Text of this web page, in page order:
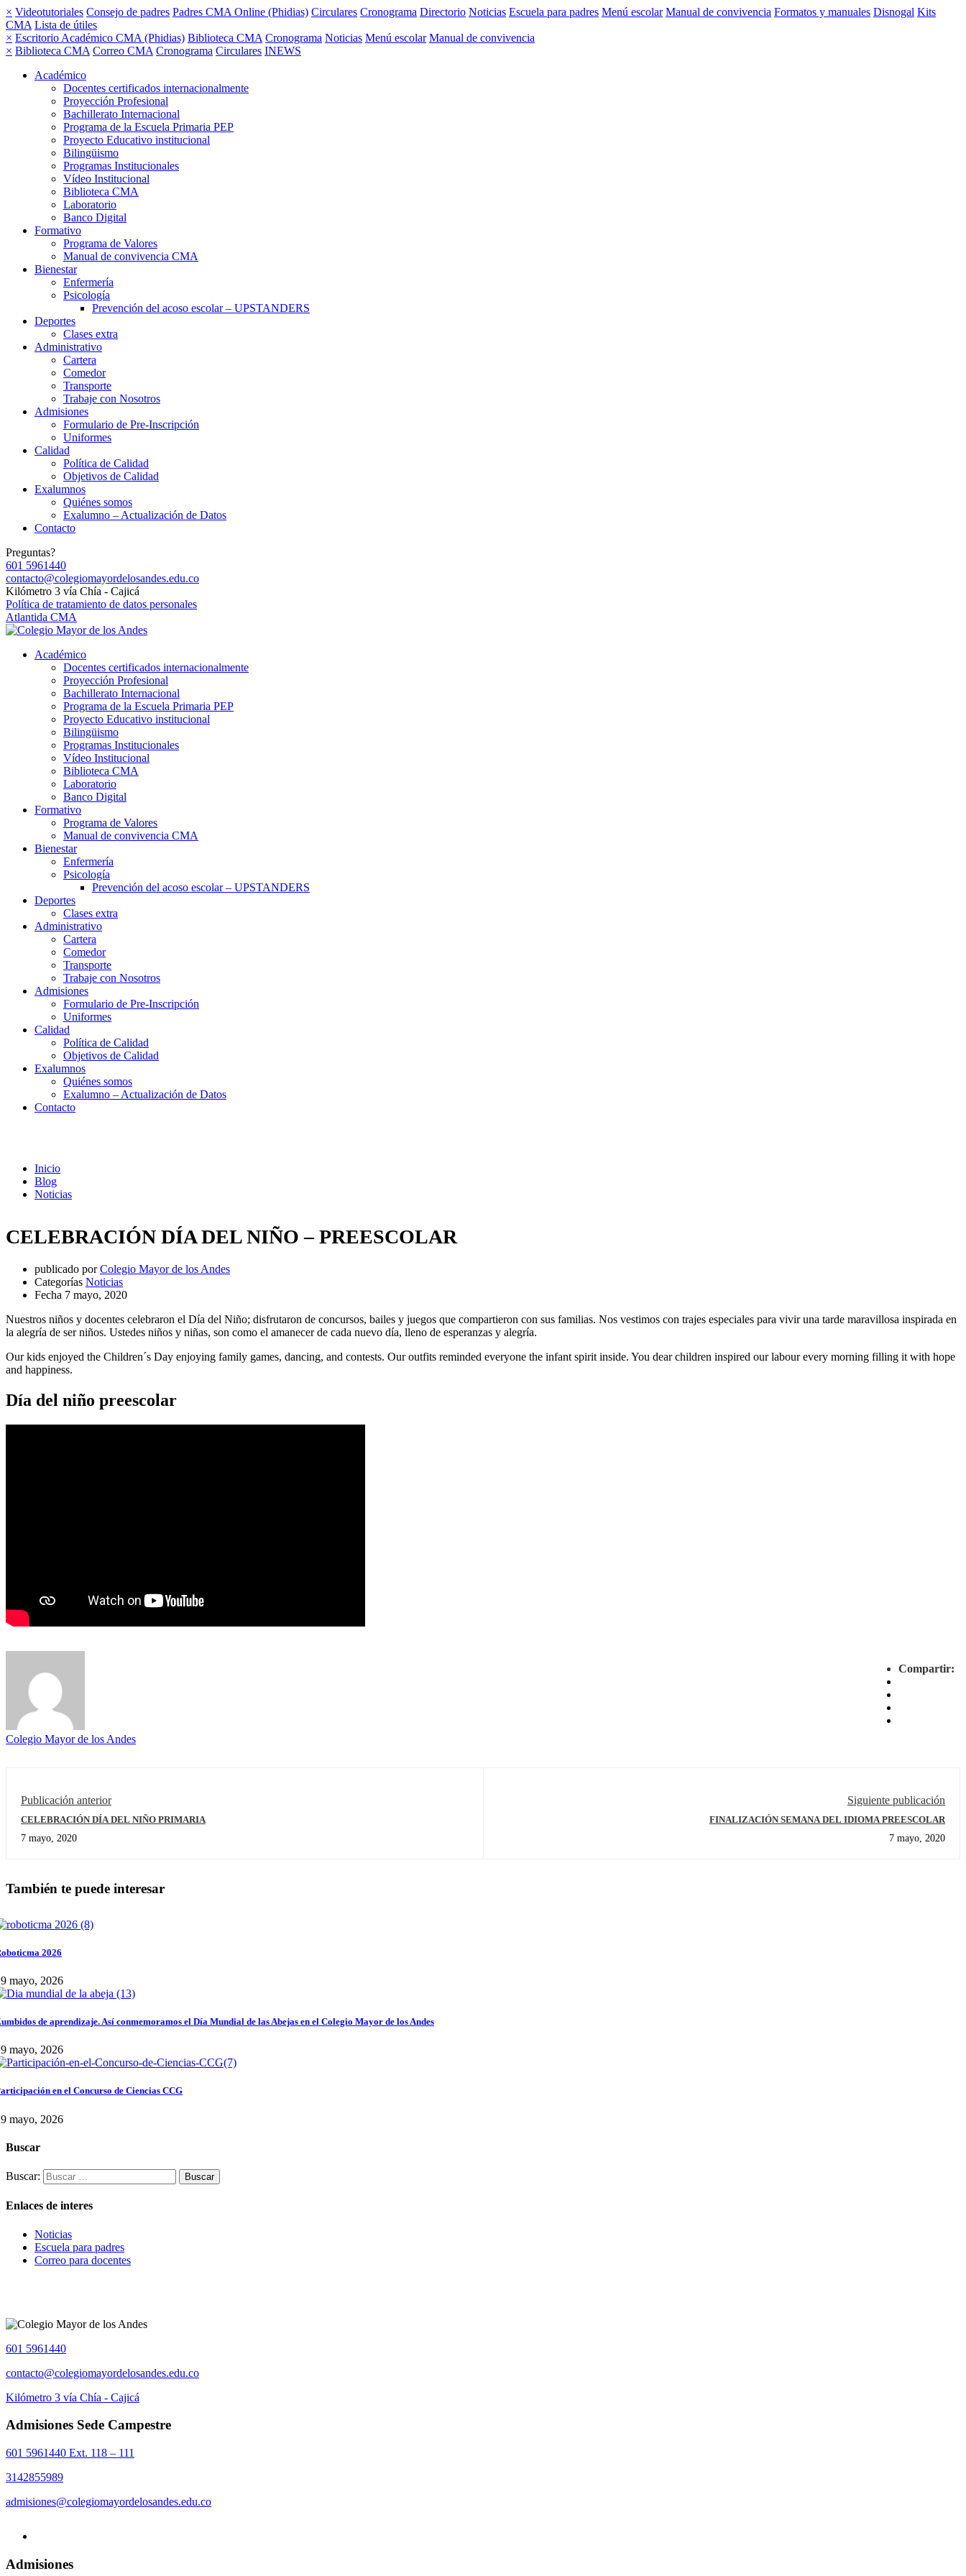
× Videotutoriales Consejo de padres Padres CMA Online (Phidias) Circulares Cronograma Directorio Noticias Escuela para padres Menú escolar Manual de convivencia Formatos y manuales Disnogal Kits
CMA Lista de útiles
× Escritorio Académico CMA (Phidias) Biblioteca CMA Cronograma Noticias Menú escolar Manual de convivencia
× Biblioteca CMA Correo CMA Cronograma Circulares INEWS
Académico
Docentes certificados internacionalmente
Proyección Profesional
Bachillerato Internacional
Programa de la Escuela Primaria PEP
Proyecto Educativo institucional
Bilingüismo
Programas Institucionales
Vídeo Institucional
Biblioteca CMA
Laboratorio
Banco Digital
Formativo
Programa de Valores
Manual de convivencia CMA
Bienestar
Enfermería
Psicología
Prevención del acoso escolar – UPSTANDERS
Deportes
Clases extra
Administrativo
Cartera
Comedor
Transporte
Trabaje con Nosotros
Admisiones
Formulario de Pre-Inscripción
Uniformes
Calidad
Política de Calidad
Objetivos de Calidad
Exalumnos
Quiénes somos
Exalumno – Actualización de Datos
Contacto
Preguntas?
601 5961440
contacto@colegiomayordelosandes.edu.co
Kilómetro 3 vía Chía - Cajicá
Política de tratamiento de datos personales
Atlantida CMA
Académico
Docentes certificados internacionalmente
Proyección Profesional
Bachillerato Internacional
Programa de la Escuela Primaria PEP
Proyecto Educativo institucional
Bilingüismo
Programas Institucionales
Vídeo Institucional
Biblioteca CMA
Laboratorio
Banco Digital
Formativo
Programa de Valores
Manual de convivencia CMA
Bienestar
Enfermería
Psicología
Prevención del acoso escolar – UPSTANDERS
Deportes
Clases extra
Administrativo
Cartera
Comedor
Transporte
Trabaje con Nosotros
Admisiones
Formulario de Pre-Inscripción
Uniformes
Calidad
Política de Calidad
Objetivos de Calidad
Exalumnos
Quiénes somos
Exalumno – Actualización de Datos
Contacto
Inicio
Blog
Noticias
CELEBRACIÓN DÍA DEL NIÑO – PREESCOLAR
publicado por Colegio Mayor de los Andes
Categorías Noticias
Fecha 7 mayo, 2020
Nuestros niños y docentes celebraron el Día del Niño; disfrutaron de concursos, bailes y juegos que compartieron con sus familias. Nos vestimos con trajes especiales para vivir una tarde maravillosa inspirada en
la alegría de ser niños. Ustedes niños y niñas, son como el amanecer de cada nuevo día, lleno de esperanzas y alegría.
Our kids enjoyed the Children´s Day enjoying family games, dancing, and contests. Our outfits reminded everyone the infant spirit inside. You dear children inspired our labour every morning filling it with hope
and happiness.
Día del niño preescolar
Compartir:
Colegio Mayor de los Andes
Publicación anterior
CELEBRACIÓN DÍA DEL NIÑO PRIMARIA
7 mayo, 2020
Siguiente publicación
FINALIZACIÓN SEMANA DEL IDIOMA PREESCOLAR
7 mayo, 2020
También te puede interesar
2026
mayo, 2026
de aprendizaje. Así conmemoramos el Día Mundial de las Abejas en el Colegio Mayor de los Andes
mayo, 2026
en el Concurso de Ciencias CCG
mayo, 2026
Buscar
Buscar:
Enlaces de interes
Noticias
Escuela para padres
Correo para docentes
601 5961440
contacto@colegiomayordelosandes.edu.co
Kilómetro 3 vía Chía - Cajicá
Admisiones Sede Campestre
601 5961440 Ext. 118 – 111
3142855989
admisiones@colegiomayordelosandes.edu.co
Admisiones